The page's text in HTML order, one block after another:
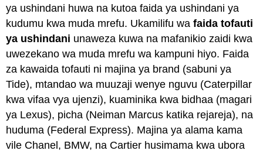
ya ushindani huwa na kutoa faida ya ushindani ya
kudumu kwa muda mrefu. Ukamilifu wafaida tofauti
ya ushindani unaweza kuwa na mafanikio zaidi kwa
uwezekano wa muda mrefu wa kampuni hiyo. Faida
za kawaida tofauti ni majina ya brand (sabuni ya
Tide), mtandao wa muuzaji wenye nguvu (Caterpillar
kwa vifaa vya ujenzi), kuaminika kwa bidhaa (magari
ya Lexus), picha (Neiman Marcus katika rejareja), na
huduma (Federal Express). Majina ya alama kama
vile Chanel, BMW, na Cartier husimama kwa ubora